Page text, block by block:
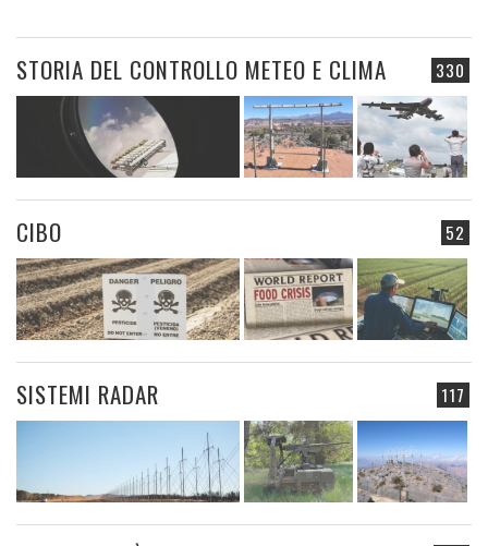
330
STORIA DEL CONTROLLO METEO E CLIMA
52
CIBO
117
SISTEMI RADAR